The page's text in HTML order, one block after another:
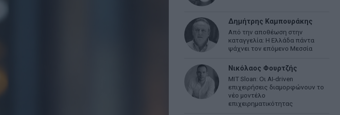
Δημήτρης Καμπουράκης
Από την αποθέωση στην
καταγγελία: Η Ελλάδα πάντα
ψάχνει τον επόμενο Μεσσία
Νικόλαος Φουρτζής
MIT Sloan: Οι AI-driven
επιχειρήσεις διαμορφώνουν το
νέο μοντέλο
επιχειρηματικότητας